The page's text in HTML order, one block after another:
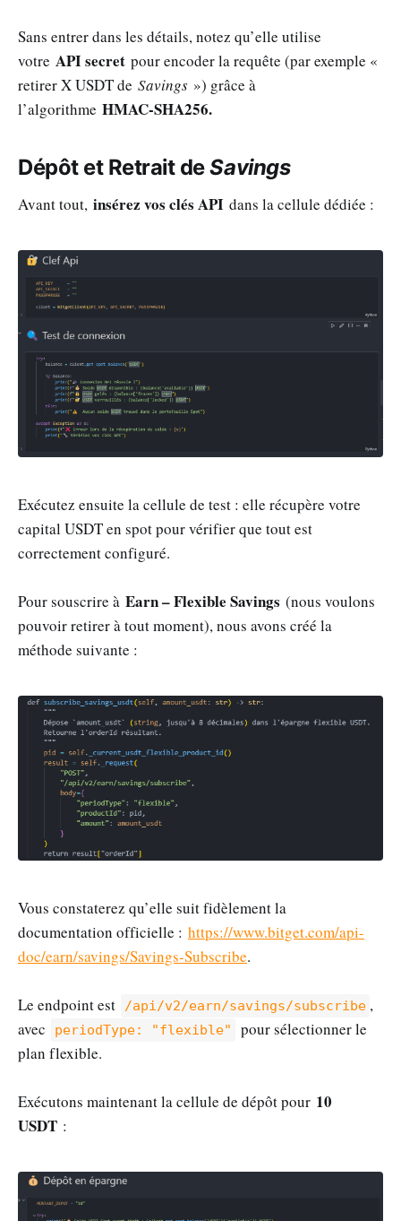
Sans entrer dans les détails, notez qu’elle utilise
votre API secret pour encoder la requête (par exemple «
retirer X USDT de Savings ») grâce à
l’algorithme HMAC-SHA256.
Dépôt et Retrait deSavings
Avant tout, insérez vos clés API dans la cellule dédiée :
Exécutez ensuite la cellule de test : elle récupère votre
capital USDT en spot pour vérifier que tout est
correctement configuré.
Pour souscrire à Earn – Flexible Savings (nous voulons
pouvoir retirer à tout moment), nous avons créé la
méthode suivante :
Vous constaterez qu’elle suit fidèlement la
documentation officielle : https://www.bitget.com/api-
doc/earn/savings/Savings-Subscribe.
Le endpoint est /api/v2/earn/savings/subscribe ,
avec
periodType: "flexible"
pour sélectionner le
plan flexible.
Exécutons maintenant la cellule de dépôt pour 10
USDT :